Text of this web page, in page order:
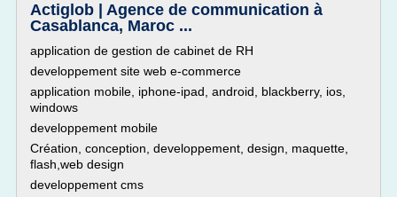
Actiglob | Agence de communication à
Casablanca, Maroc ...
application de gestion de cabinet de RH
developpement site web e-commerce
application mobile, iphone-ipad, android, blackberry, ios,
windows
developpement mobile
Création, conception, developpement, design, maquette,
flash,web design
developpement cms